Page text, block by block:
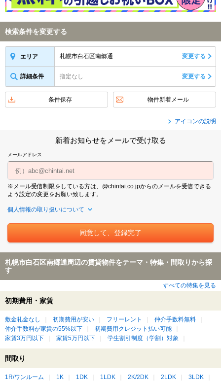
検索条件を変更する
エリア 札幌市白石区南郷通 変更する
詳細条件 指定なし 変更する
条件保存 物件新着メール
アイコンの説明
新着お知らせをメールで受け取る
メールアドレス
※メール受信制限をしている方は、@chintai.co.jpからのメールを受信できる
よう設定の変更をお願い致します。
個人情報の取り扱いについて
札幌市白石区南郷通周辺の賃貸物件をテーマ・特集・間取りから探
す
すべての特集を見る
初期費用・家賃
敷金礼金なし 初期費用が安い フリーレント
仲介手数料無料
仲介手数料が家賃の55%以下
初期費用クレジット払い可能
家賃3万円以下
家賃5万円以下 学生割引制度（学割）対象
間取り
1R/ワンルーム 1K 1DK 1LDK 2K/2DK 2LDK 3LDK